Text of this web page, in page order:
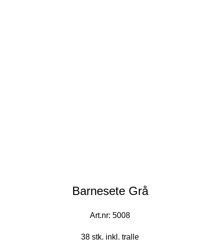
Barnesete Grå
Art.nr: 5008
38 stk. inkl. tralle